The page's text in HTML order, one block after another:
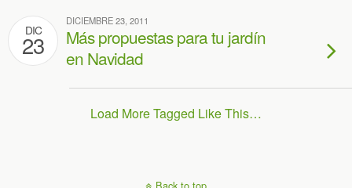
DIC
23
DICIEMBRE 23, 2011
Más propuestas para tu jardín
en Navidad
Load More Tagged Like This…